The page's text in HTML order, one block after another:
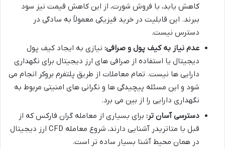
کاهش یابد، با فروش شورت، از این کاهش قیمت نیز سود
ببرند. این قابلیت در خرید فیزیکی معمولاً به سادگی در
دسترس نیست.
عدم نیاز به کیف پول و صرافی: نیازی به ایجاد کیف پول
دیجیتال یا استفاده از صرافی های ارز دیجیتال برای نگهداری
دارایی ها نیست. تمام معاملات از طریق پلتفرم بروکر انجام می
شود و این مسئله پیچیدگی ها و نگرانی های امنیتی مربوط به
نگهداری دارایی را از بین می برد.
دسترسی آسان تر: برای بسیاری از معامله گران فارکس که از
قبل با متاتریدر آشنایی دارند، شروع معامله CFD ارز دیجیتال
در همان محیط آشنا بسیار ساده تر است.